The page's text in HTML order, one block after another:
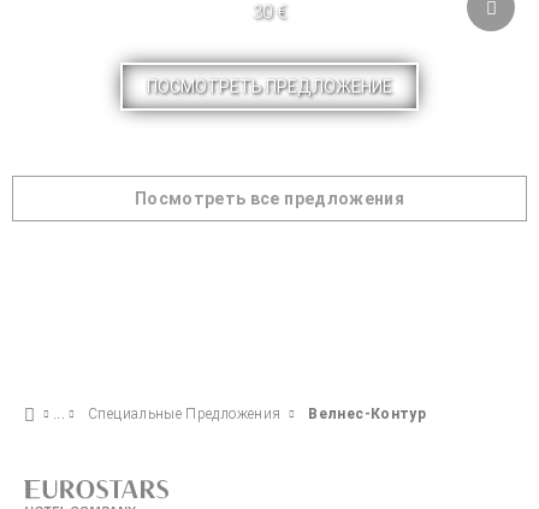
30 €
ПОСМОТРЕТЬ ПРЕДЛОЖЕНИЕ
Посмотреть все предложения
Специальные Предложения Велнес-Контур